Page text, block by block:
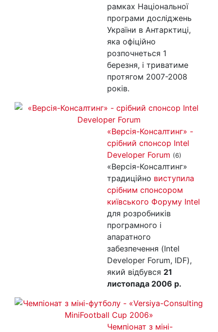
рамках Національної
програми досліджень
України в Антарктиці,
яка офіційно
розпочнеться 1
березня, і триватиме
протягом 2007-2008
років.
«Версія-Консалтинг» -
срібний спонсор Intel
Developer Forum (6)
«Версія-Консалтинг»
традиційно виступила
срібним спонсором
київського Форуму Intel
для розробників
програмного і
апаратного
забезпечення (Intel
Developer Forum, IDF),
який відбувся 21
листопада 2006 р.
Чемпіонат з міні-